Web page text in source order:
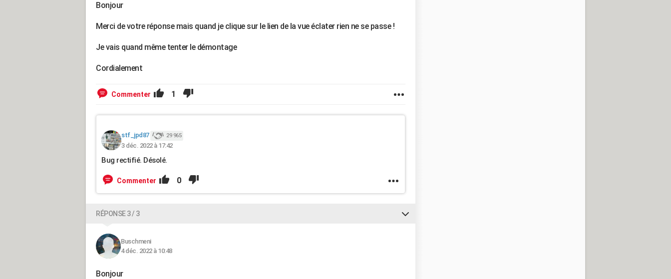
Bonjour
Merci de votre réponse mais quand je clique sur le lien de la vue éclater rien ne se passe !
Je vais quand même tenter le démontage
Cordialement
Commenter 1
stf_jpd87 29 965
3 déc. 2022 à 17:42
Bug rectifié. Désolé.
Commenter 0
RÉPONSE 3 / 3
Buschmeni
4 déc. 2022 à 10:48
Bonjour